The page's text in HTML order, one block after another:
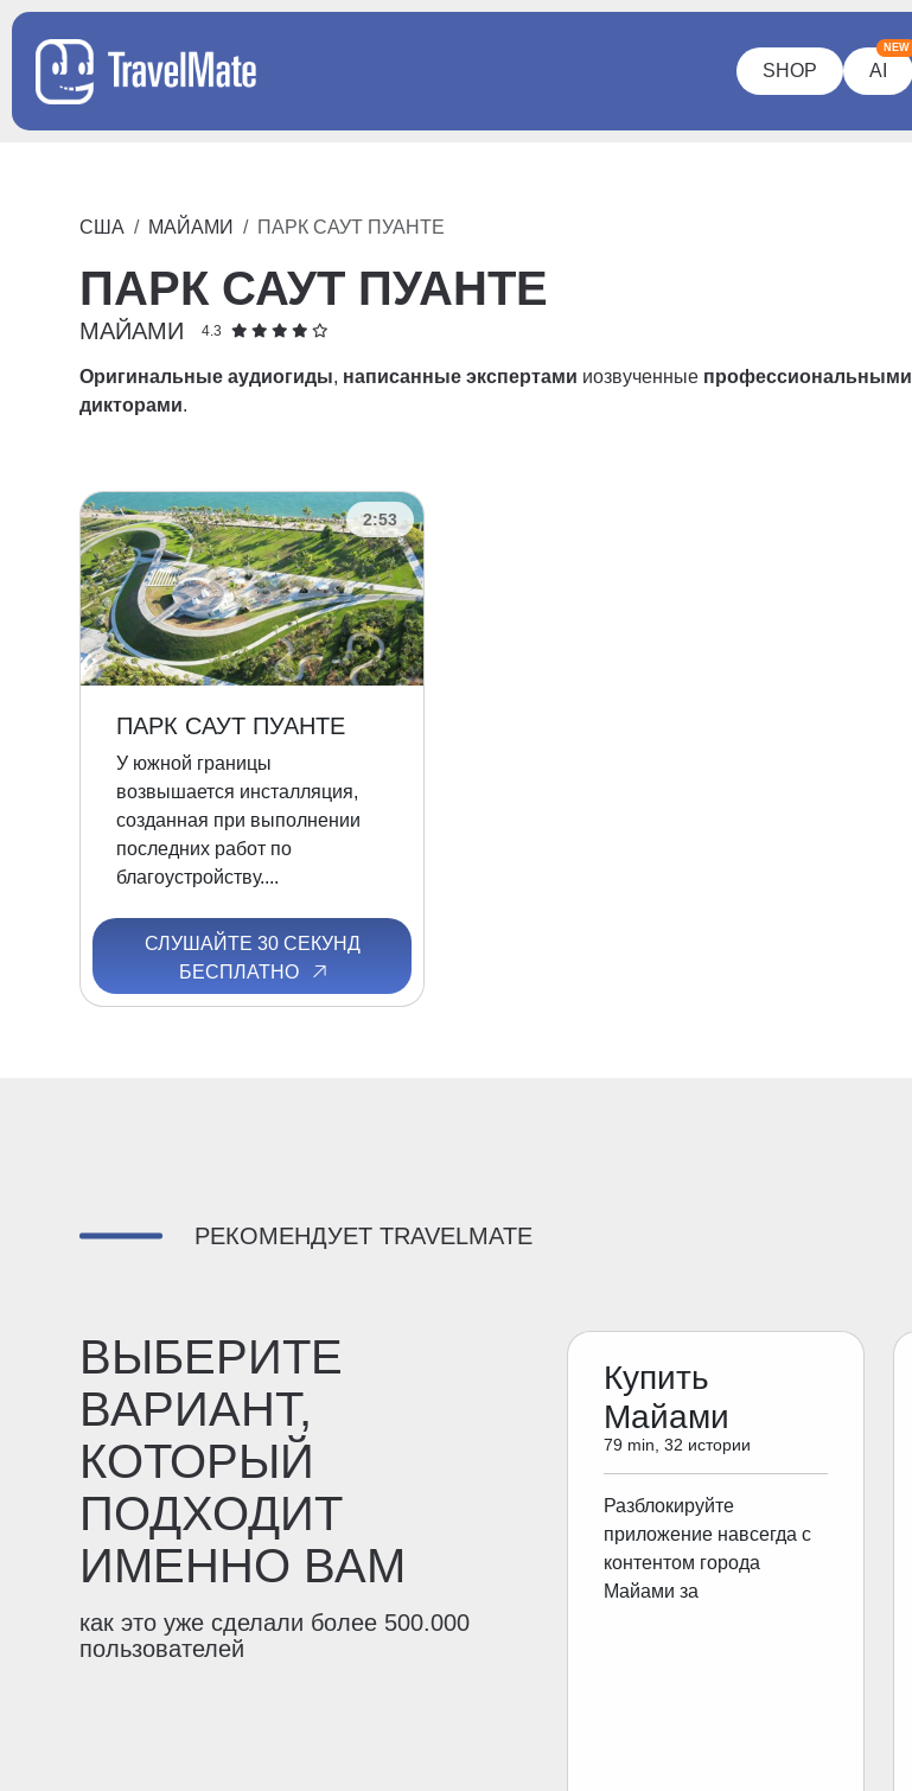
SHOP AI
NEW
США МАЙАМИ ПАРК САУТ ПУАНТЕ
ПАРК САУТ ПУАНТЕ
МАЙАМИ 4.3
Оригинальные аудиогиды, написанные экспертами иозвученные профессиональными
дикторами.
2:53
ПАРК САУТ ПУАНТЕ
У южной границы
возвышается инсталляция,
созданная при выполнении
последних работ по
благоустройству....
СЛУШАЙТЕ 30 СЕКУНД
БЕСПЛАТНО
РЕКОМЕНДУЕТ TRAVELMATE
ВЫБЕРИТЕ
ВАРИАНТ,
КОТОРЫЙ
ПОДХОДИТ
ИМЕННО ВАМ
как это уже сделали более 500.000
пользователей
Купить
Майами
79 min, 32 истории
Разблокируйте
приложение навсегда с
контентом города
Майами за